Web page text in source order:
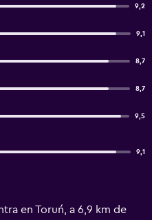
9,2
9,1
8,7
8,7
9,5
9,1
en Toruń, a 6,9 km de